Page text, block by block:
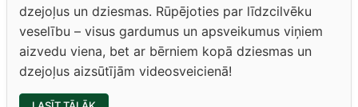
dzejoļus un dziesmas. Rūpējoties par līdzcilvēku
veselību – visus gardumus un apsveikumus viņiem
aizvedu viena, bet ar bērniem kopā dziesmas un
dzejoļus aizsūtījām videosveicienā!